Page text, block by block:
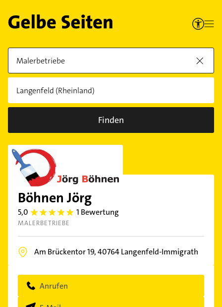
Finden
Böhnen Jörg
5,0 5.0 1 Bewertung
MALERBETRIEBE
Am Brückentor 19,40764Langenfeld-Immigrath
Anrufen